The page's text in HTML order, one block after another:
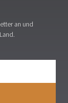
an und